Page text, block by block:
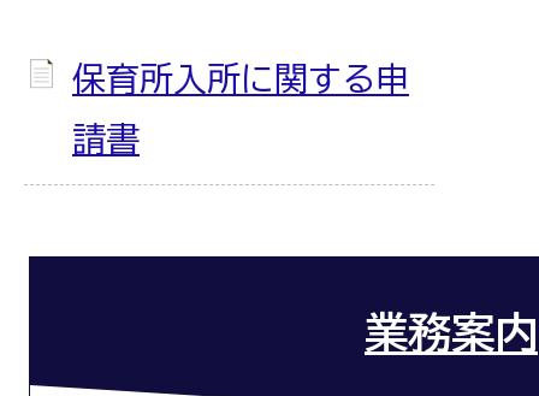
保育所入所に関する申
請書
業務案内